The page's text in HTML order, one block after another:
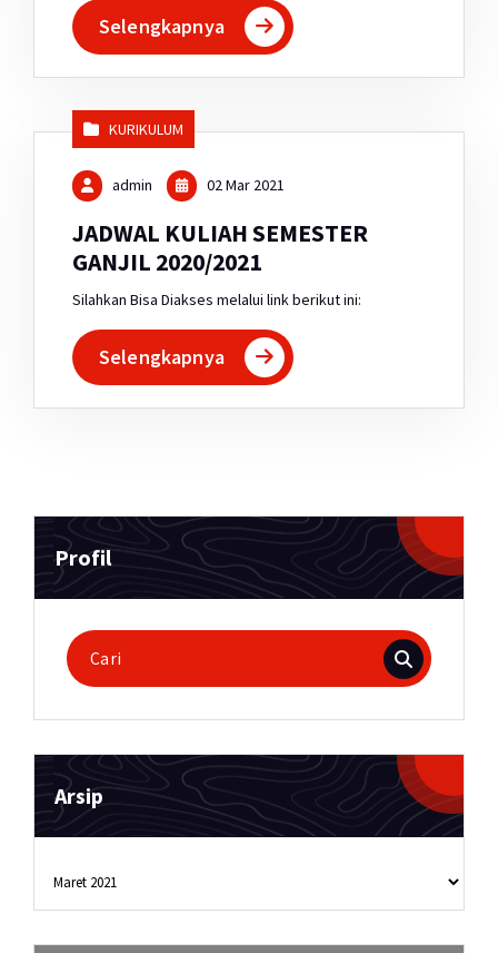
Selengkapnya
KURIKULUM
admin 02 Mar 2021
JADWAL KULIAH SEMESTER
GANJIL 2020/2021
Silahkan Bisa Diakses melalui link berikut ini:
Selengkapnya
Profil
Pencarian
untuk:
Arsip